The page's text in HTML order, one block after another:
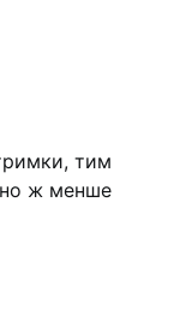
тим
ж менше